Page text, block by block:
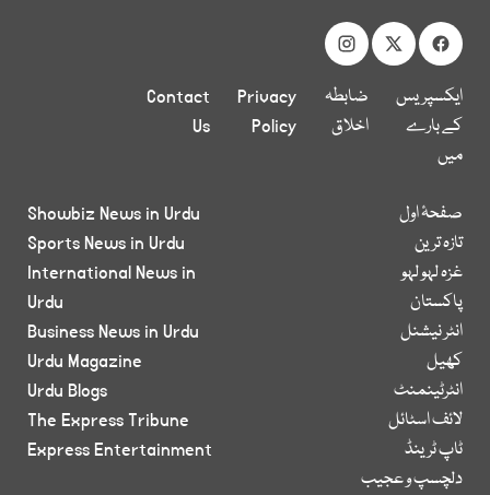
ایکسپریس
کے بارے
میں
ضابطہ
اخلاق
Privacy
Policy
Contact
Us
صفحۂ اول
تازہ ترین
غزہ لہو لہو
پاکستان
انٹر نیشنل
کھیل
انٹرٹینمنٹ
لائف اسٹائل
ٹاپ ٹرینڈ
دلچسپ و عجیب
Showbiz News in Urdu
Sports News in Urdu
International News in
Urdu
Business News in Urdu
Urdu Magazine
Urdu Blogs
The Express Tribune
Express Entertainment